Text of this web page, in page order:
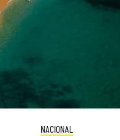
NACIONAL